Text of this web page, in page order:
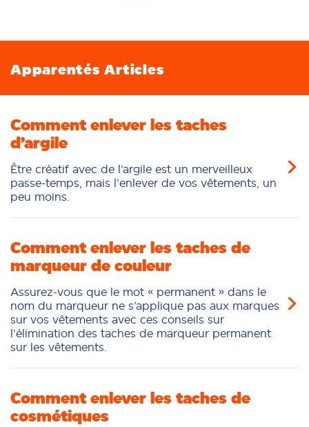
Apparentés Articles
Comment enlever les taches
d’argile
Être créatif avec de l’argile est un merveilleux
passe-temps, mais l’enlever de vos vêtements, un
peu moins.
Comment enlever les taches de
marqueur de couleur
Assurez-vous que le mot « permanent » dans le
nom du marqueur ne s’applique pas aux marques
sur vos vêtements avec ces conseils sur
l’élimination des taches de marqueur permanent
sur les vêtements.
Comment enlever les taches de
cosmétiques